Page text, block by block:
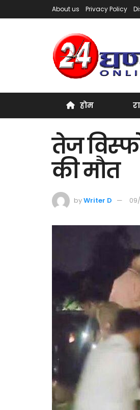
About us Privacy Policy
होम
तेज
की मौत
byWriter D